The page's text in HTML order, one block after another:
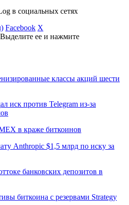
в социальных сетях
Facebook X
ее и нажмите
классы акций шести
иск против Telegram из-за
в краже биткоинов
Anthropic $1,5 млрд по иску за
банковских депозитов в
биткоина с резервами Strategy